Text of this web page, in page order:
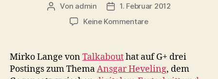
Beitragsautor
Von admin Veröffentlichungsdatum
1. Februar 2012
Keine Kommentarezu
Ansgar
Heveling
und
Mirko Lange vonTalkabouthat auf G+ drei
Postings zum ThemaAnsgar Heveling, dem